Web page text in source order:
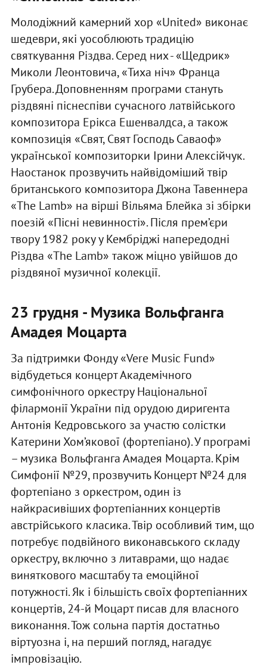
Молодіжний камерний хор «United» виконає
шедеври, які уособлюють традицію
святкування Різдва. Серед них - «Щедрик»
Миколи Леонтовича, «Тиха ніч» Франца
Грубера. Доповненням програми стануть
різдвяні піснеспіви сучасного латвійського
композитора Ерікса Ешенвалдса, а також
композиція «Свят, Свят Господь Саваоф»
української композиторки Ірини Алексійчук.
Наостанок прозвучить найвідоміший твір
британського композитора Джона Тавеннера
«The Lamb» на вірші Вільяма Блейка зі збірки
поезій «Пісні невинності». Після прем’єри
твору 1982 року у Кембріджі напередодні
Різдва «The Lamb» також міцно увійшов до
різдвяної музичної колекції.
23 грудня - Музика Вольфганга
Амадея Моцарта
За підтримки Фонду «Vere Music Fund»
відбудеться концерт Академічного
симфонічного оркестру Національної
філармонії України під орудою диригента
Антонія Кедровського за участю солістки
Катерини Хом’якової (фортепіано). У програмі
– музика Вольфганга Амадея Моцарта. Крім
Симфонії №29, прозвучить Концерт №24 для
фортепіано з оркестром, один із
найкрасивіших фортепіанних концертів
австрійського класика. Твір особливий тим, що
потребує подвійного виконавського складу
оркестру, включно з литаврами, що надає
виняткового масштабу та емоційної
потужності. Як і більшість своїх фортепіанних
концертів, 24-й Моцарт писав для власного
виконання. Тож сольна партія достатньо
віртуозна і, на перший погляд, нагадує
імпровізацію.